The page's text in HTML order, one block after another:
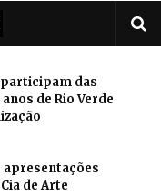
das
de Rio Verde
apresentações
de Arte